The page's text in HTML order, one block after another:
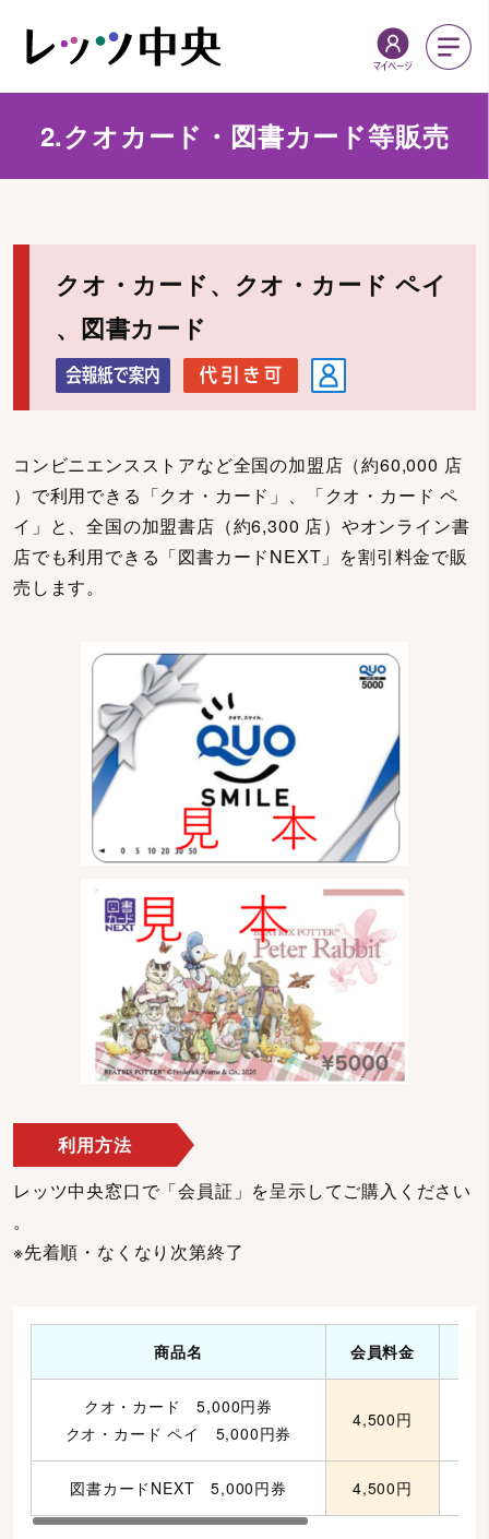
2.クオカード・図書カード等販売
クオ・カード、クオ・カード ペイ
、図書カード
コンビニエンスストアなど全国の加盟店（約60,000 店
）で利用できる「クオ・カード」、「クオ・カード ペ
イ」と、全国の加盟書店（約6,300 店）やオンライン書
店でも利用できる「図書カードNEXT」を割引料金で販
売します。
利用方法
レッツ中央窓口で「会員証」を呈示してご購入ください
。
※先着順・なくなり次第終了
商品名 会員料金
クオ・カード 5,000円券
クオ・カード ペイ 5,000円券
4,500円
図書カードNEXT 5,000円券 4,500円